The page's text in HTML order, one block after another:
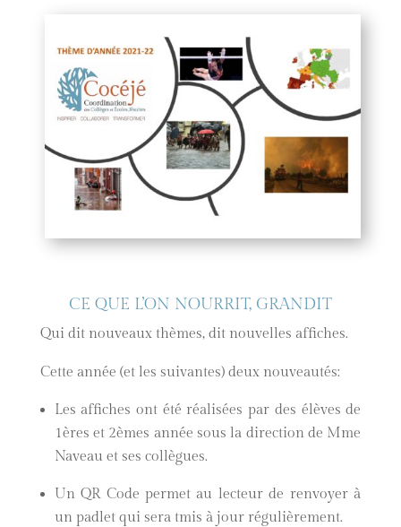
CE QUE L’ON NOURRIT, GRANDIT
Qui dit nouveaux thèmes, dit nouvelles affiches.
Cette année (et les suivantes) deux nouveautés:
Les affiches ont été réalisées par des élèves de
1ères et 2èmes année sous la direction de Mme
Naveau et ses collègues.
Un QR Code permet au lecteur de renvoyer à
un padlet qui sera tmis à jour régulièrement.